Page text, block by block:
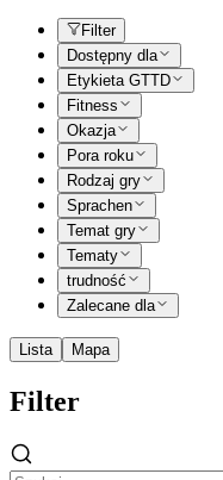
Filter
Dostępny dla
Etykieta GTTD
Fitness
Okazja
Pora roku
Rodzaj gry
Sprachen
Temat gry
Tematy
trudność
Zalecane dla
Lista Mapa
Filter